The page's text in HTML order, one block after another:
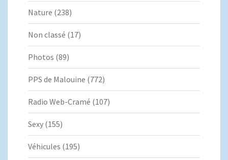
Nature (238)
Non classé (17)
Photos (89)
PPS de Malouine (772)
Radio Web-Cramé (107)
Sexy (155)
Véhicules (195)